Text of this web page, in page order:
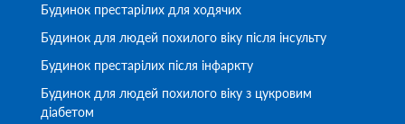
Будинок престарілих для ходячих
Будинок для людей похилого віку після інсульту
Будинок престарілих після інфаркту
Будинок для людей похилого віку з цукровим
діабетом